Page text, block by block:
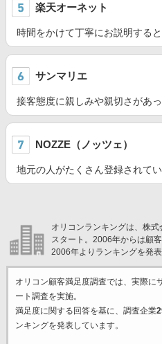
楽天オーネット
時間をかけて丁寧にお説明する
サンマリエ
接客態度に親しみや親切さがあ
NOZZE（ノッツェ）
地元の人がたくさん登録されて
オリコンランキングは、株
スタート。2006年からは顧
2006年よりランキングを発表
オリコン顧客満足度調査では、実際に
ート調査を実施。
満足度に関する回答を基に、調査企業
ンキングを発表しています。